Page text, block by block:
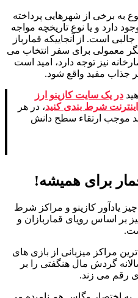
به برخی از شهرهایی پرداخته
دارد و یا نوع تاریخچه مواجه
است. از آنجاییکه قمارباز
معمولی برای سفر انتخاب می
نیز توجه دارد، امید است
جذاب مفید واقع شود.
در یک سایت کازینو ارز
شرط بندی کنید، در هر
موجب ارتقاء سطح دانش
برای همیشه!
یادآور کازینو و مراکز شرط
بر اساس رویای قماربازان و
مراکز میزبانی از بازی های
گردش مال هنگفتی را بر
رقم می زند.